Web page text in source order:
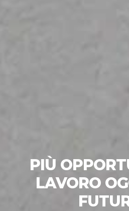
PIÙ
LAVORO